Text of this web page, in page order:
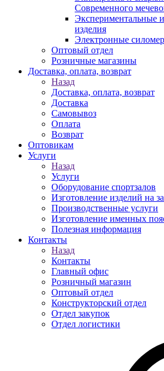
Современного
Экспериментальные
изделия
Электронные
Оптовый отдел
Розничные магазины
Доставка, оплата, возврат
Назад
Доставка, оплата, возврат
Доставка
Самовывоз
Оплата
Возврат
Оптовикам
Услуги
Назад
Услуги
Оборудование спортзалов
Изготовление изделий на
Производственные услуги
Изготовление именных
Полезная информация
Контакты
Назад
Контакты
Главный офис
Розничный магазин
Оптовый отдел
Конструкторский отдел
Отдел закупок
Отдел логистики